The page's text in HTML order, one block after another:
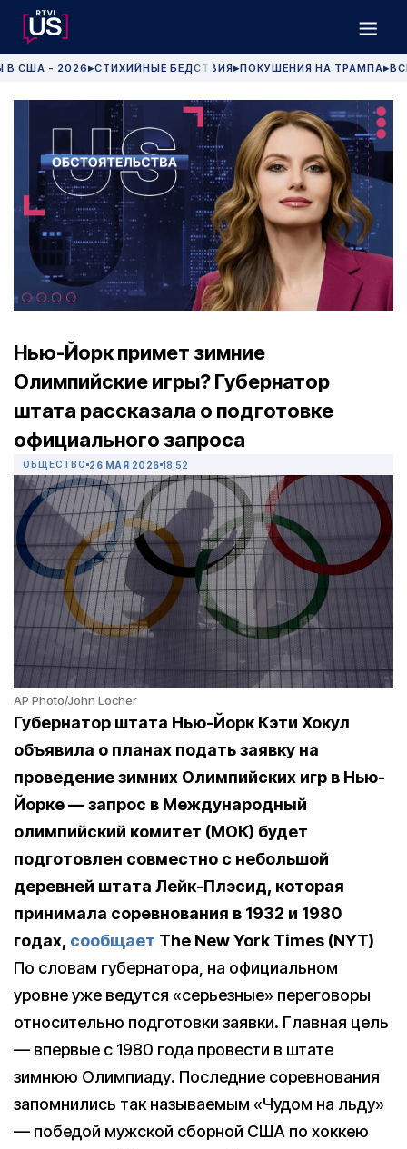
В США - 2026 ▶СТИХИЙНЫЕ БЕДСТВИЯ▶ПОКУШЕНИЯ НА ТРАМПА▶
Нью-Йорк примет зимние
Олимпийские игры? Губернатор
штата рассказала о подготовке
официального запроса
ОБЩЕСТВО 26 МАЯ 2026 18:52
AP Photo/John Locher
Губернатор штата Нью-Йорк Кэти Хокул
объявила о планах подать заявку на
проведение зимних Олимпийских игр в Нью-
Йорке — запрос в Международный
олимпийский комитет (МОК) будет
подготовлен совместно с небольшой
деревней штата Лейк-Плэсид, которая
принимала соревнования в 1932 и 1980
годах, сообщает The New York Times (NYT)
По словам губернатора, на официальном
уровне уже ведутся «серьезные» переговоры
относительно подготовки заявки. Главная цель
— впервые с 1980 года провести в штате
зимнюю Олимпиаду. Последние соревнования
запомнились так называемым «Чудом на льду»
— победой мужской сборной США по хоккею